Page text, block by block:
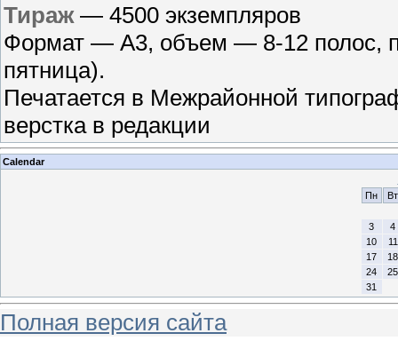
Тираж— 4500 экземпляров
Формат — А3, объем — 8-12 полос,
пятница).
Печатается в Межрайонной
верстка в редакции
Calendar
Пн
Вт
3
4
10
11
17
18
24
25
31
Полная версия сайта